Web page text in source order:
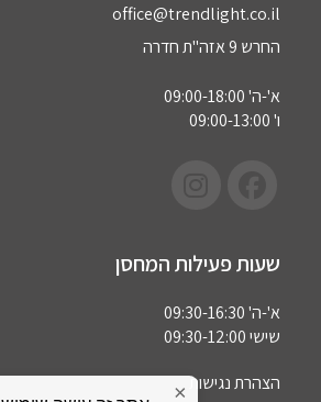
office@trendlight.co.il
החרש 9 אזה"ת חדרה
א'-ה' 09:00-18:00
ו' 09:00-13:00
שעות פעילות המחסן
א'-ה' 09:30-16:30
שישי 09:30-12:00
הצהרת נגישות×